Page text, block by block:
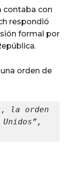
contaba con
respondió
formal por
orden de
la orden